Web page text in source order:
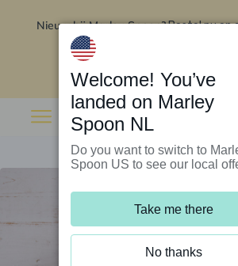
Nieuw bij Marley Spoon?Bestel nu en
Welcome! You’ve
landed on Marley
Spoon NL
Do you want to switch to
Spoon US to see our local
Take me there
No thanks